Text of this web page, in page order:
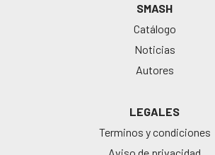
SMASH
Catálogo
Noticias
Autores
LEGALES
Terminos y condiciones